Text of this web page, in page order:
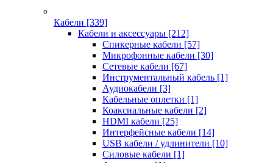
Кабели [339]
Кабели и аксессуары [212]
Спикерные кабели [57]
Микрофонные кабели [30]
Сетевые кабели [67]
Инструментальный кабель [1]
Аудиокабели [3]
Кабельные оплетки [1]
Коаксиальные кабели [2]
HDMI кабели [25]
Интерфейсные кабели [14]
USB кабели / удлинители [10]
Силовые кабели [1]